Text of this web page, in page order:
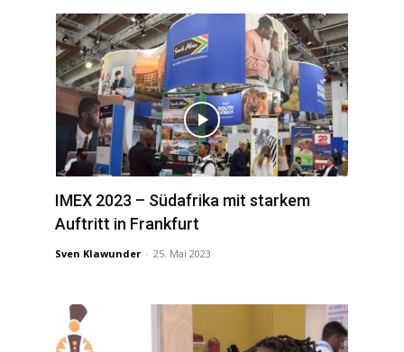
IMEX 2023 – Südafrika mit starkem
Auftritt in Frankfurt
Sven Klawunder - 25. Mai 2023